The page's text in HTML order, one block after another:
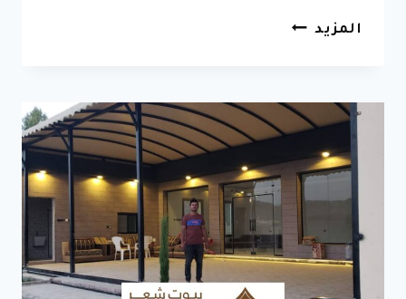
المزيد مظلات
تركيب
المظلات
للمسابح
متحركة